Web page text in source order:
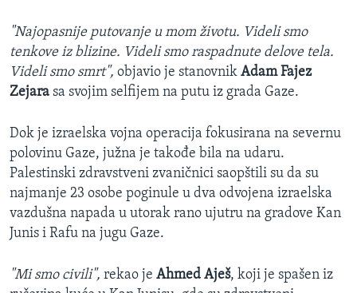
"Najopasnije putovanje u mom životu. Videli smo
tenkove iz blizine. Videli smo raspadnute delove tela.
Videli smo smrt", objavio je stanovnik Adam Fajez
Zejara sa svojim selfijem na putu iz grada Gaze.
Dok je izraelska vojna operacija fokusirana na severnu
polovinu Gaze, južna je takođe bila na udaru.
Palestinski zdravstveni zvaničnici saopštili su da su
najmanje 23 osobe poginule u dva odvojena izraelska
vazdušna napada u utorak rano ujutru na gradove Kan
Junis i Rafu na jugu Gaze.
"Mi smo civili", rekao je Ahmed Aješ, koji je spašen iz